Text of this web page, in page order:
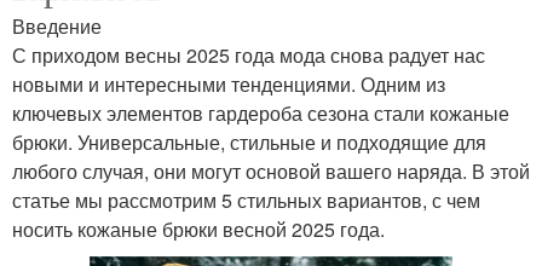
Введение
С приходом весны 2025 года мода снова радует нас
новыми и интересными тенденциями. Одним из
ключевых элементов гардероба сезона стали кожаные
брюки. Универсальные, стильные и подходящие для
любого случая, они могут основой вашего наряда. В этой
статье мы рассмотрим 5 стильных вариантов, с чем
носить кожаные брюки весной 2025 года.